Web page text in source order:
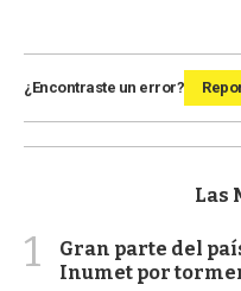
¿Encontraste un error?
Las
1
Gran parte del
Inumet por